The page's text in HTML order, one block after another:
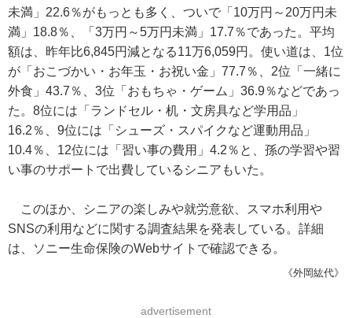
未満」22.6％がもっとも多く、ついで「10万円～20万円未
満」18.8％、「3万円～5万円未満」17.7％であった。平均
額は、昨年比6,845円減となる11万6,059円。使い道は、1位
が「おこづかい・お年玉・お祝い金」77.7％、2位「一緒に
外食」43.7％、3位「おもちゃ・ゲーム」36.9％などであっ
た。8位には「ランドセル・机・文房具など学用品」
16.2％、9位には「シューズ・スパイクなど運動用品」
10.4％、12位には「習い事の費用」4.2％と、孫の学習や習
い事のサポートで出費しているシニアもいた。
このほか、シニアの楽しみや就労意欲、スマホ利用や
SNSの利用などに関する調査結果を発表している。詳細
は、ソニー生命保険のWebサイトで確認できる。
《外岡紘代》
advertisement